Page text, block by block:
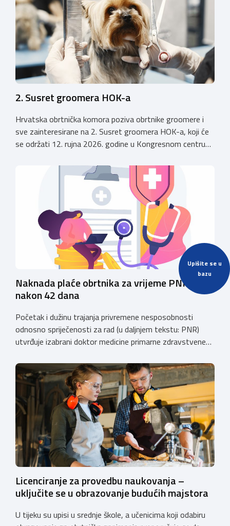
Upišite se u
bazu
2. Susret groomera HOK-a
Hrvatska obrtnička komora poziva obrtnike groomere i
sve zainteresirane na 2. Susret groomera HOK-a, koji će
se održati 12. rujna 2026. godine u Kongresnom centru
očekuje bogat stručni program s predavanjima
renomiranih domaćih i međunarodnih predavača: U sklopu
programa održat će se i panel rasprava „Profesija
groomera: od edukacije […]
Naknada plaće obrtnika za vrijeme PNR
nakon 42 dana
Početak i dužinu trajanja privremene nesposobnosti
odnosno spriječenosti za rad (u daljnjem tekstu: PNR)
utvrđuje izabrani doktor medicine primarne zdravstvene
zdravstvene zaštite žena). Razdoblje PNR za koje
osiguraniku pripada pravo na naknadu plaće u skladu sa
Zakonom o obveznom zdravstvenom osiguranju
(“Narodne novine”, broj: 80/13, 137/13, 98/19, 33/23,
105/25, […]
Licenciranje za provedbu naukovanja –
uključite se u obrazovanje budućih majstora
U tijeku su upisi u srednje škole, a učenicima koji odabiru